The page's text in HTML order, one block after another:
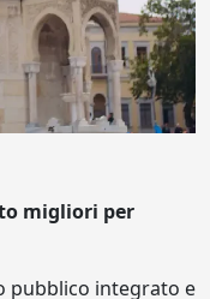
migliori per
pubblico integrato e